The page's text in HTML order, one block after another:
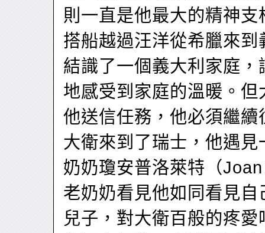
則一直是他最大的精神支
搭船越過汪洋從希臘來到
結識了一個義大利家庭，
地感受到家庭的溫暖。但
他送信任務，他必須繼續
大衛來到了瑞士，他遇見
奶奶瓊安普洛萊特（
老奶奶看見他如同看見自
兒子，對大衛百般的疼